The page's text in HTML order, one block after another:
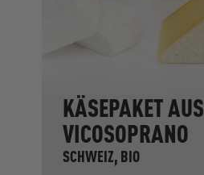
KÄSEPAKET AUS
VICOSOPRANO
SCHWEIZ, BIO